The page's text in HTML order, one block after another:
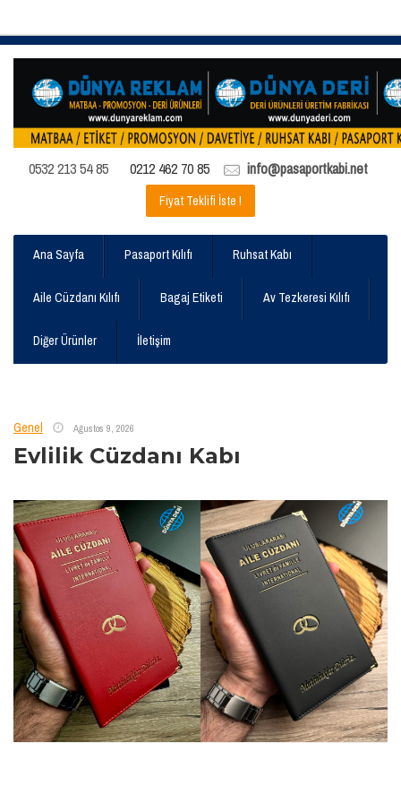
0532 213 54 85 0212 462 70 85 info@pasaportkabi.net
Fiyat Teklifi İste !
Ana Sayfa Pasaport Kılıfı Ruhsat Kabı
Aile Cüzdanı Kılıfı Bagaj Etiketi Av Tezkeresi Kılıfı
Diğer Ürünler İletişim
Genel Ağustos 9, 2026
Evlilik Cüzdanı Kabı